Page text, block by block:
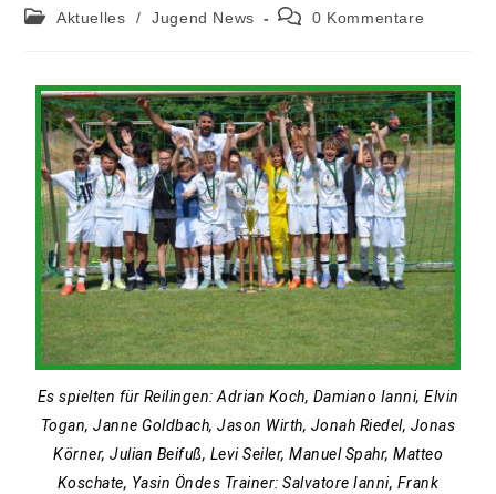
Aktuelles
/ Jugend News 0 Kommentare
Es spielten für Reilingen: Adrian Koch, Damiano Ianni, Elvin
Togan, Janne Goldbach, Jason Wirth, Jonah Riedel, Jonas
Körner, Julian Beifuß, Levi Seiler, Manuel Spahr, Matteo
Koschate, Yasin Öndes Trainer: Salvatore Ianni, Frank